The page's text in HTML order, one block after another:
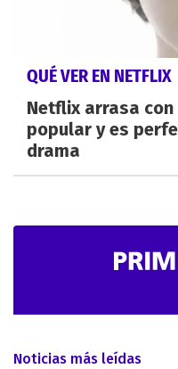
QUÉ VER EN NETFLIX
Netflix arrasa
popular y es
drama
Noticias más leídas